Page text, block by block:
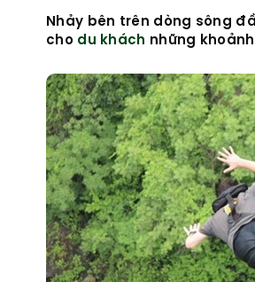
Nhảy bên trên dòng sông
cho du khách những